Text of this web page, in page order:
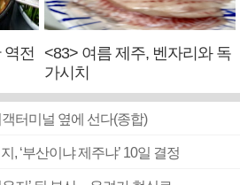
역전
<83> 여름 제주, 벤자리와 독
가시치
터미널 옆에 선다(종합)
, ‘부산이냐 제주냐’ 10일 결정